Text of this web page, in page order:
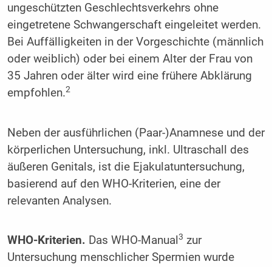
ungeschützten Geschlechtsverkehrs ohne
eingetretene Schwangerschaft eingeleitet werden.
Bei Auffälligkeiten in der Vorgeschichte (männlich
oder weiblich) oder bei einem Alter der Frau von
35 Jahren oder älter wird eine frühere Abklärung
empfohlen.2
Neben der ausführlichen (Paar-)Anamnese und der
körperlichen Untersuchung, inkl. Ultraschall des
äußeren Genitals, ist die Ejakulatuntersuchung,
basierend auf den WHO-Kriterien, eine der
relevanten Analysen.
WHO-Kriterien. Das WHO-Manual 3 zur
Untersuchung menschlicher Spermien wurde